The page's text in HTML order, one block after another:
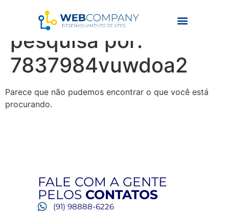
Resultados da
pesquisa por:
7837984vuwdoa2
Parece que não pudemos encontrar o que você está
procurando.
FALE COM A GENTE
PELOS CONTATOS
(91) 98888-6226